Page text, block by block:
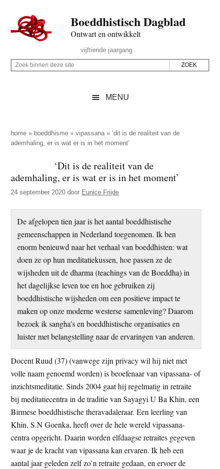
naar
de
inhoud
secondary
naar
de
sidebar
naar
de
Boeddhistisch Dagblad
Ontwart en ontwikkelt
Rechts
vijftiende jaargang
Z
p
d
z
e
Z
i
n
n
d
MENU
home » boeddhisme »vipassana »‘dit is de realiteit van de
ademhaling, er is wat er is in het moment’
‘Dit is de realiteit van de
ademhaling, er is wat er is in het moment’
24 september 2020 door Eunice Frijde
De afgelopen tien jaar is het aantal boeddhistische
gemeenschappen in Nederland toegenomen. Ik ben
enorm benieuwd naar het verhaal van boeddhisten: wat
doen ze op hun meditatiekussen, hoe passen ze de
wijsheden uit de dharma (teachings van de Boeddha) in
het dagelijkse leven toe en hoe gebruiken zij
boeddhistische wijsheden om een positieve impact te
maken op onze moderne westerse samenleving? Daarom
bezoek ik sangha’s en boeddhistische organisaties en
luister met belangstelling naar de ervaringen van anderen.
Docent Ruud (37) (vanwege zijn privacy wil hij niet met
volle naam genoemd worden) is beoefenaar van vipassana- of
inzichtsmeditatie. Sinds 2004 gaat hij regelmatig in retraite
bij meditatiecentra in de traditie van Sayagyi U Ba Khin, een
Birmese boeddhistische theravadaleraar. Een leerling van
Khin, S.N Goenka, heeft over de hele wereld vipassana-
centra opgericht. Daarin worden elfdaagse retraites gegeven
waar je de kracht van vipassana kan ervaren. Ik heb een
aantal jaar geleden zelf zo’n retraite gedaan, en ervoer de